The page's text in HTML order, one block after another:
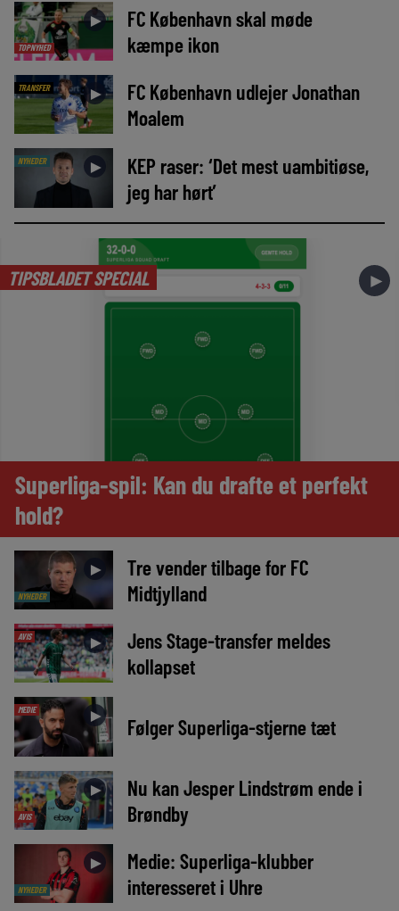
TOPNYHED
►
FC København skal møde
kæmpe ikon
TRANSFER ►
FC København udlejer Jonathan
Moalem
NYHEDER ►
KEP raser: ‘Det mest uambitiøse,
jeg har hørt’
TIPSBLADET SPECIAL ►
Superliga-spil: Kan du drafte et perfekt
hold?
NYHEDER
►
Tre vender tilbage for FC
Midtjylland
AVIS ►
Jens Stage-transfer meldes
kollapset
MEDIE ► Følger Superliga-stjerne tæt
AVIS
►
Nu kan Jesper Lindstrøm ende i
Brøndby
NYHEDER
►
Medie: Superliga-klubber
interesseret i Uhre